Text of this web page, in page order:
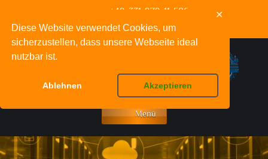
Diese Website verwendet Cookies, um
sicherzustellen, dass unsere Webseite ideal
nutzbar ist.
Ablehnen Akzeptieren
✕
+49-331-979-11-586
info@deinnetzwerkfachmann.de
Menü